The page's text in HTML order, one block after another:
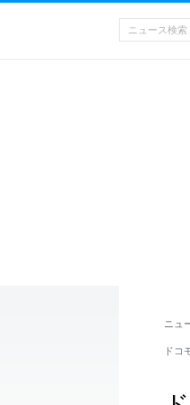
ニュ
ドコ